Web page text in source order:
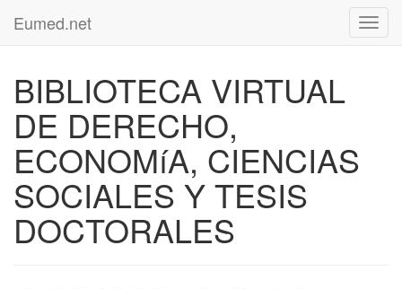
Eumed.net
BIBLIOTECA VIRTUAL
DE DERECHO,
ECONOMíA, CIENCIAS
SOCIALES Y TESIS
DOCTORALES